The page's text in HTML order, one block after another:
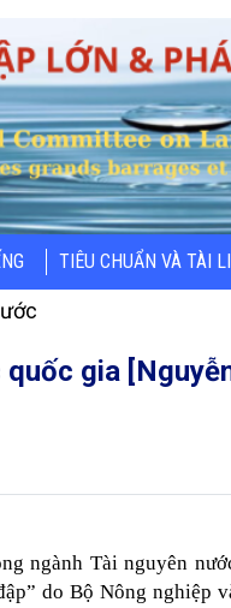
TIÊU CHUẨN VÀ TÀI
gia
ngành Tài nguyên
” do Bộ Nông nghiệp